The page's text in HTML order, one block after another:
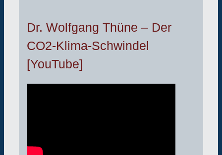
Dr. Wolfgang Thüne – Der
CO2-Klima-Schwindel
[YouTube]